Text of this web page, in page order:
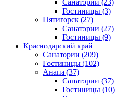
Санатории (23)
Гостиницы (3)
Пятигорск (27)
Санатории (27)
Гостиницы (9)
Краснодарский край
Санатории (209)
Гостиницы (102)
Анапа (37)
Санатории (37)
Гостиницы (10)